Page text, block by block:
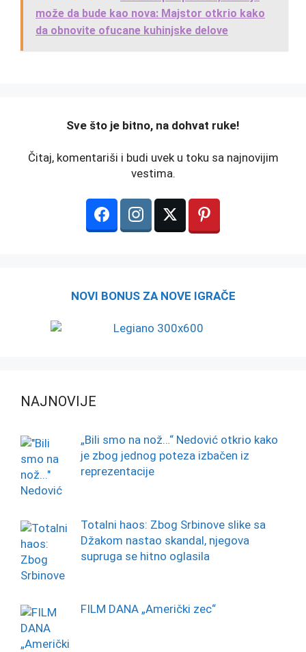
može da bude kao nova: Majstor otkrio kako
da obnovite ofucane kuhinjske delove
️Sve što je bitno, na dohvat ruke!
Čitaj, komentariši i budi uvek u toku sa najnovijim
vestima.
NOVI BONUS ZA NOVE IGRAČE
NAJNOVIJE
„Bili smo na nož…“ Nedović otkrio kako
je zbog jednog poteza izbačen iz
reprezentacije
Totalni haos: Zbog Srbinove slike sa
Džakom nastao skandal, njegova
supruga se hitno oglasila
FILM DANA „Američki zec“